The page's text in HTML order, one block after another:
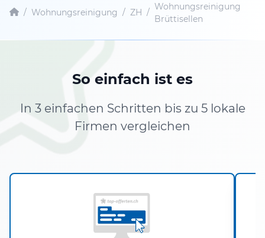
/ Wohnungsreinigung / ZH /
Wohnungsreinigung
Brüttisellen
So einfach ist es
In 3 einfachen Schritten bis zu 5 lokale
Firmen vergleichen